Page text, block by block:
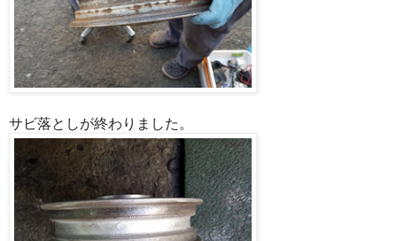
サビ落としが終わりました。